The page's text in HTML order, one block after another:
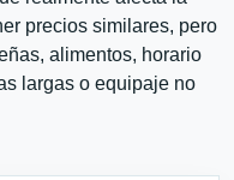
precios similares, pero
alimentos, horario
largas o equipaje no